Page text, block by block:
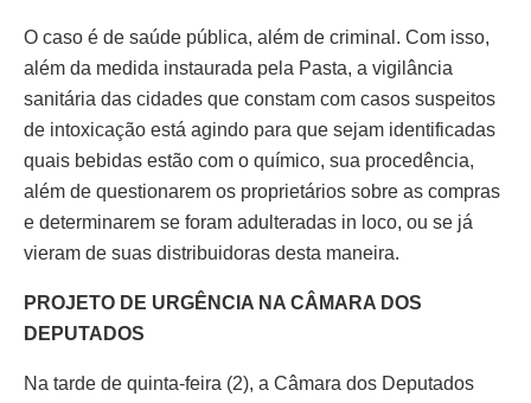
O caso é de saúde pública, além de criminal. Com isso,
além da medida instaurada pela Pasta, a vigilância
sanitária das cidades que constam com casos suspeitos
de intoxicação está agindo para que sejam identificadas
quais bebidas estão com o químico, sua procedência,
além de questionarem os proprietários sobre as compras
e determinarem se foram adulteradas in loco, ou se já
vieram de suas distribuidoras desta maneira.
PROJETO DE URGÊNCIA NA CÂMARA DOS
DEPUTADOS
Na tarde de quinta-feira (2), a Câmara dos Deputados